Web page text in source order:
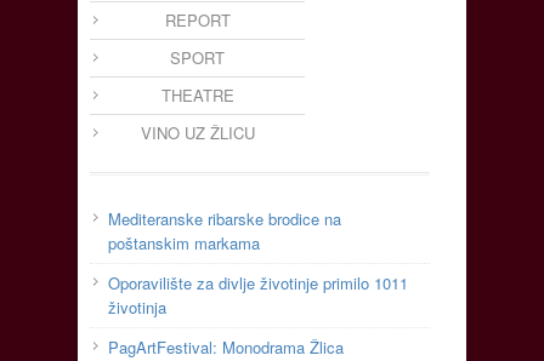
REPORT
SPORT
THEATRE
VINO UZ ŽLICU
Mediteranske ribarske brodice na
poštanskim markama
Oporavilište za divlje životinje primilo 1011
životinja
PagArtFestival: Monodrama Žlica